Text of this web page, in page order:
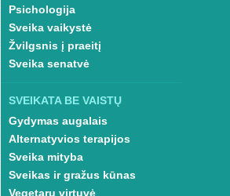
Psichologija
Sveika vaikystė
Žvilgsnis į praeitį
Sveika senatvė
SVEIKATA BE VAISTŲ
Gydymas augalais
Alternatyvios terapijos
Sveika mityba
Sveikas ir gražus kūnas
Vegetarų virtuvė